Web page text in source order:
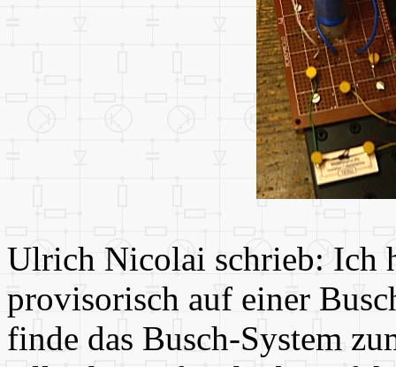
Ulrich Nicolai schrieb: Ich
provisorisch auf einer
finde das Busch-System